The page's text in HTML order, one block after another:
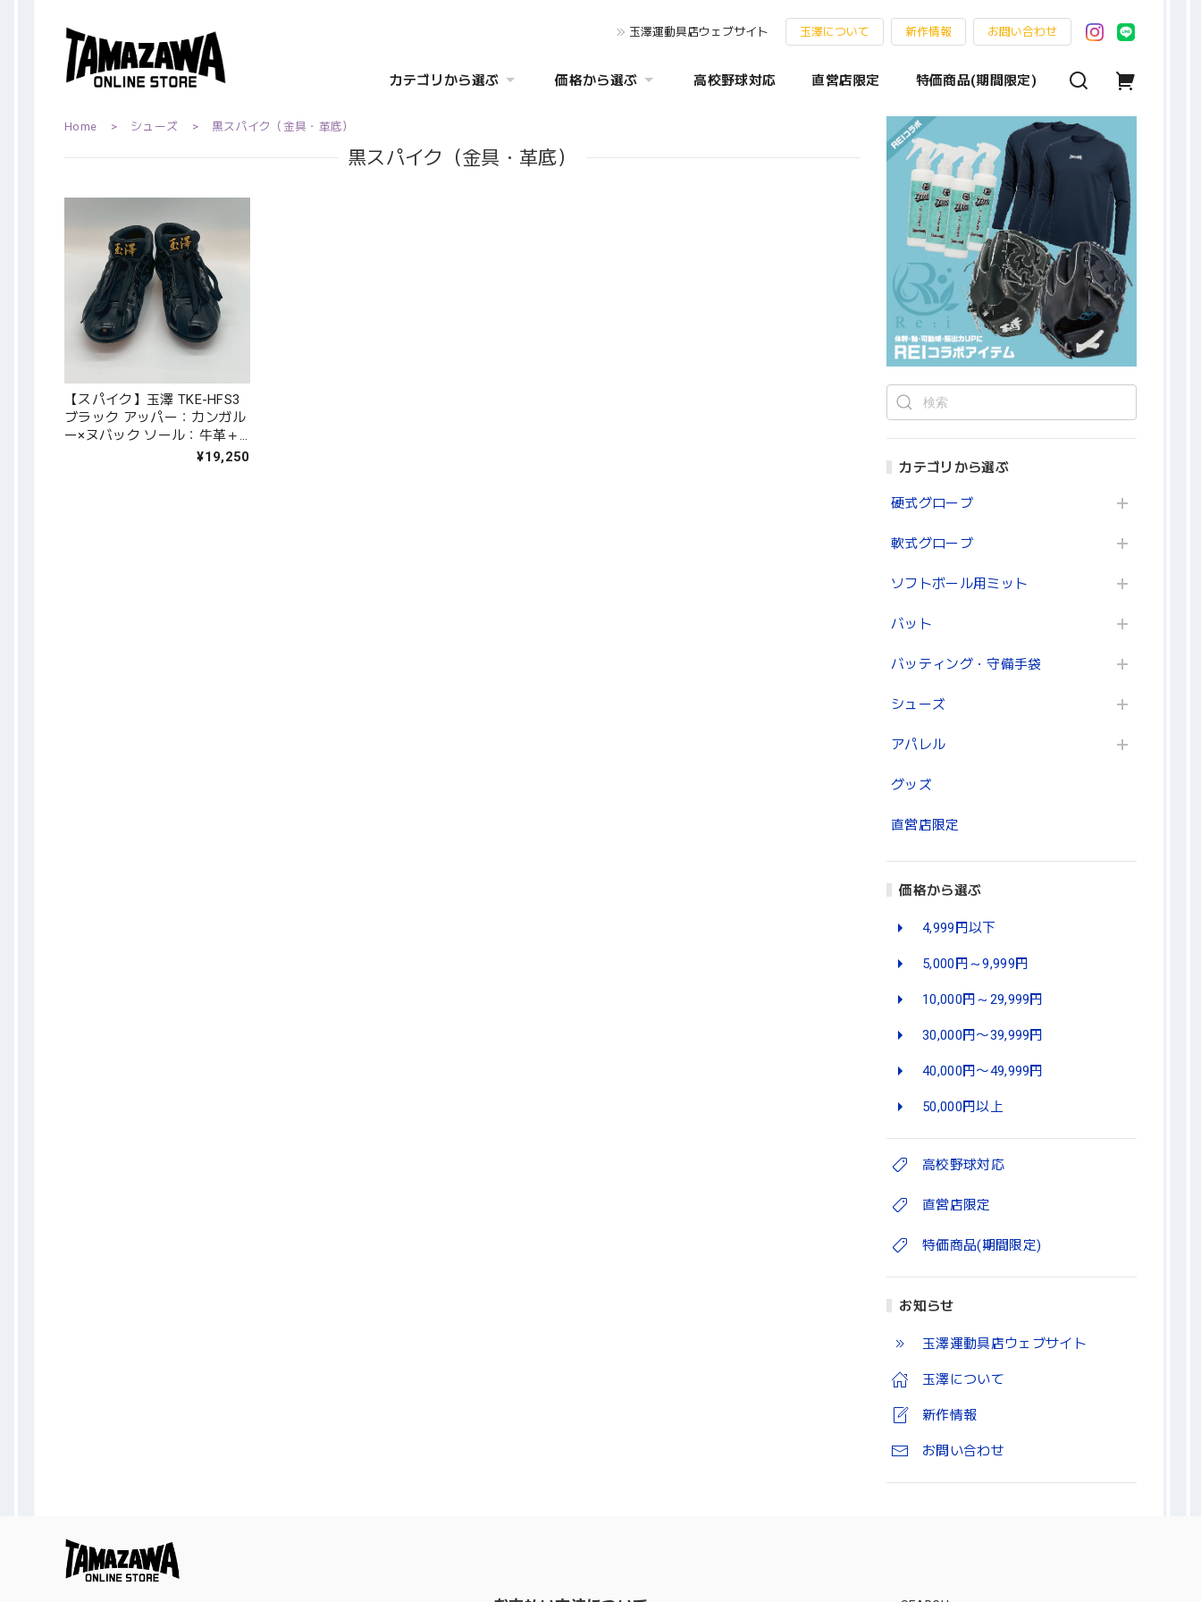
玉澤運動具店ウェブサイト 玉澤について 新作情報 お問い合わせ
カテゴリから選ぶ 価格から選ぶ 高校野球対応 直営店限定 特価商品(期間限定)
カテゴリから選ぶ
硬式グローブ
軟式グローブ
ソフトボール用ミット
バット
バッティング・守備手袋
シューズ
アパレル
グッズ
直営店限定
価格から選ぶ
4,999円以下
5,000円～9,999円
10,000円～29,999円
30,000円〜39,999円
40,000円〜49,999円
50,000円以上
高校野球対応
直営店限定
特価商品(期間限定)
お知らせ
玉澤運動具店ウェブサイト
玉澤について
新作情報
お問い合わせ
Home シューズ 黒スパイク（金具・革底）
黒スパイク（金具・革底）
【スパイク】玉澤 TKE-HFS3
ブラック アッパー：カンガル
ー×ヌバック ソール：牛革＋
¥19,250